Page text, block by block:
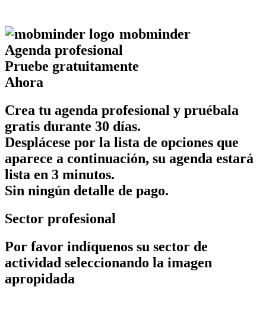
mobminder
Agenda profesional
Pruebe gratuitamente
Ahora
Crea tu agenda profesional y pruébala
gratis durante 30 días.
Desplácese por la lista de opciones que
aparece a continuación, su agenda estará
lista en 3 minutos.
Sin ningún detalle de pago.
Sector profesional
Por favor indíquenos su sector de
actividad seleccionando la imagen
apropidada